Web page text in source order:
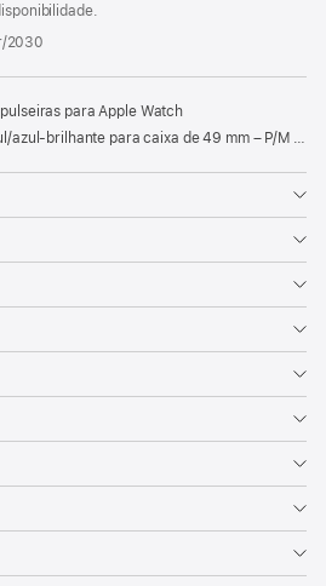
2030
para Apple Watch
para caixa de 49 mm – P/M – Natural de titânio